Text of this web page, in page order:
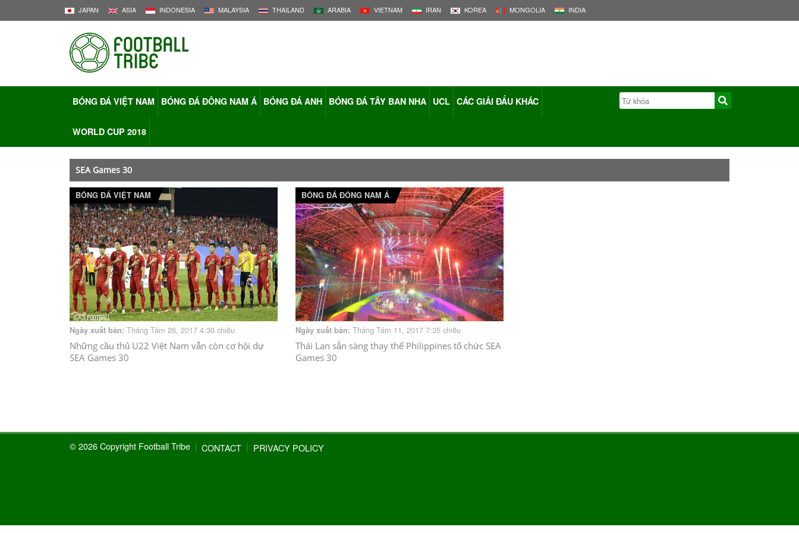
JAPAN ASIA INDONESIA MALAYSIA THAILAND ARABIA VIETNAM IRAN KOREA MONGOLIA INDIA
BÓNG ĐÁ VIỆT NAM BÓNG ĐÁ ĐÔNG NAM Á BÓNG ĐÁ ANH BÓNG ĐÁ TÂY BAN NHA UCL CÁC GIẢI ĐẤU KHÁC
WORLD CUP 2018
SEA Games 30
BÓNG ĐÁ VIỆT NAM
Ngày xuất bản: Tháng Tám 26, 2017 4:30 chiều
Những cầu thủ U22 Việt Nam vẫn còn cơ hội dự
SEA Games 30
BÓNG ĐÁ ĐÔNG NAM Á
Ngày xuất bản: Tháng Tám 11, 2017 7:35 chiều
Thái Lan sẵn sàng thay thế Philippines tổ chức SEA
Games 30
© 2026 Copyright Football Tribe CONTACT PRIVACY POLICY